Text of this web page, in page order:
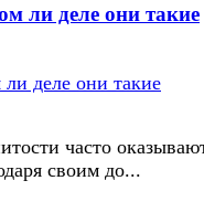
ли деле они такие
часто
своим до...